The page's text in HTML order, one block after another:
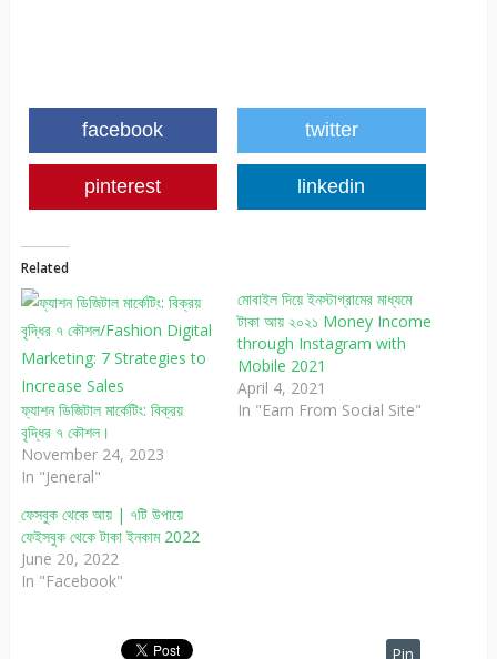
facebook twitter
pinterest linkedin
Related
ফ্যাশন ডিজিটাল মার্কেটিং: বিক্রয়
বৃদ্ধির ৭ কৌশল।
November 24, 2023
In "Jeneral"
মোবাইল দিয়ে ইনস্টাগ্রামের মাধ্যমে
টাকা আয় ২০২১ Money Income
through Instagram with
Mobile 2021
April 4, 2021
In "Earn From Social Site"
ফেসবুক থেকে আয় | ৭টি উপায়ে
ফেইসবুক থেকে টাকা ইনকাম 2022
June 20, 2022
In "Facebook"
Pin